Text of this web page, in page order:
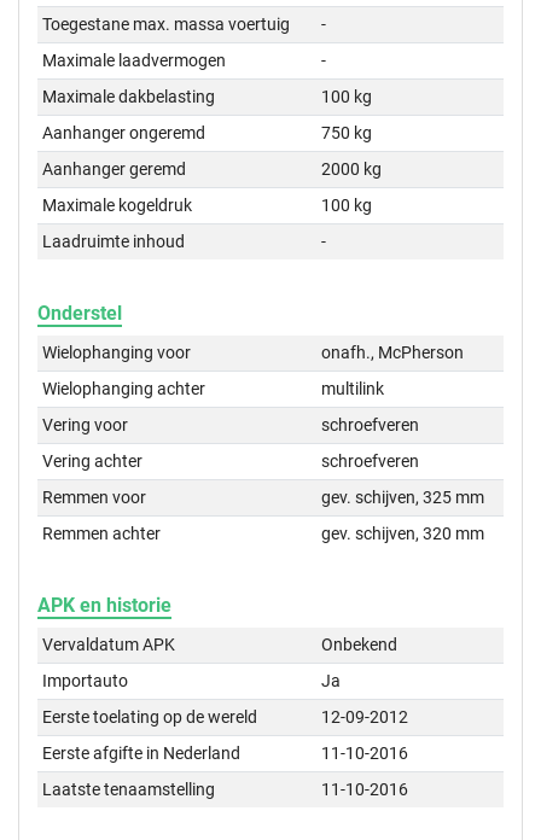
Toegestane max. massa voertuig
-
Maximale laadvermogen
-
Maximale dakbelasting
100 kg
Aanhanger ongeremd
750 kg
Aanhanger geremd
2000 kg
Maximale kogeldruk
100 kg
Laadruimte inhoud
-
Onderstel
Wielophanging voor
onafh., McPherson
Wielophanging achter
multilink
Vering voor
schroefveren
Vering achter
schroefveren
Remmen voor
gev. schijven, 325 mm
Remmen achter
gev. schijven, 320 mm
APK en historie
Vervaldatum APK
Onbekend
Importauto
Ja
Eerste toelating op de wereld
12-09-2012
Eerste afgifte in Nederland
11-10-2016
Laatste tenaamstelling
11-10-2016